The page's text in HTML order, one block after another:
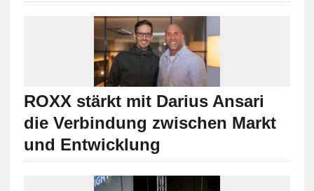
ROXX stärkt mit Darius Ansari
die Verbindung zwischen Markt
und Entwicklung